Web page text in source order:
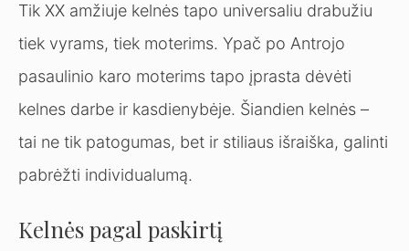
Tik XX amžiuje kelnės tapo universaliu drabužiu
tiek vyrams, tiek moterims. Ypač po Antrojo
pasaulinio karo moterims tapo įprasta dėvėti
kelnes darbe ir kasdienybėje. Šiandien kelnės –
tai ne tik patogumas, bet ir stiliaus išraiška, galinti
pabrėžti individualumą.
Kelnės pagal paskirtį